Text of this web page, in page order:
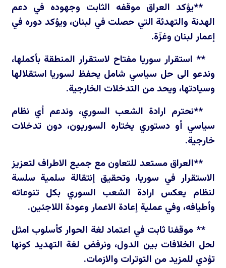
**يؤكد العراق موقفه الثابت وجهوده في دعم
الهدنة والتهدئة التي حصلت في لبنان، ويؤكد دوره في
إعمار لبنان وغزّة.
** استقرار سوريا مفتاح لاستقرار المنطقة بأكملها،
وندعو الى حل سياسي شامل يحفظ لسوريا استقلالها
وسيادتها، ويحد من التدخلات الخارجية.
**نحترم ارادة الشعب السوري، وندعم أي نظام
سياسي أو دستوري يختاره السوريون، دون تدخلات
خارجية.
**العراق مستعد للتعاون مع جميع الاطراف لتعزيز
الاستقرار في سوريا، وتحقيق إنتقالة سلمية سلسة
لنظام يعكس ارادة الشعب السوري بكل تنوعاته
وأطيافه، وفي عملية إعادة الاعمار وعودة اللاجئين.
** موقفنا ثابت في اعتماد لغة الحوار كأسلوب امثل
لحل الخلافات بين الدول، ونرفض لغة التهديد كونها
تؤدي للمزيد من التوترات والازمات.